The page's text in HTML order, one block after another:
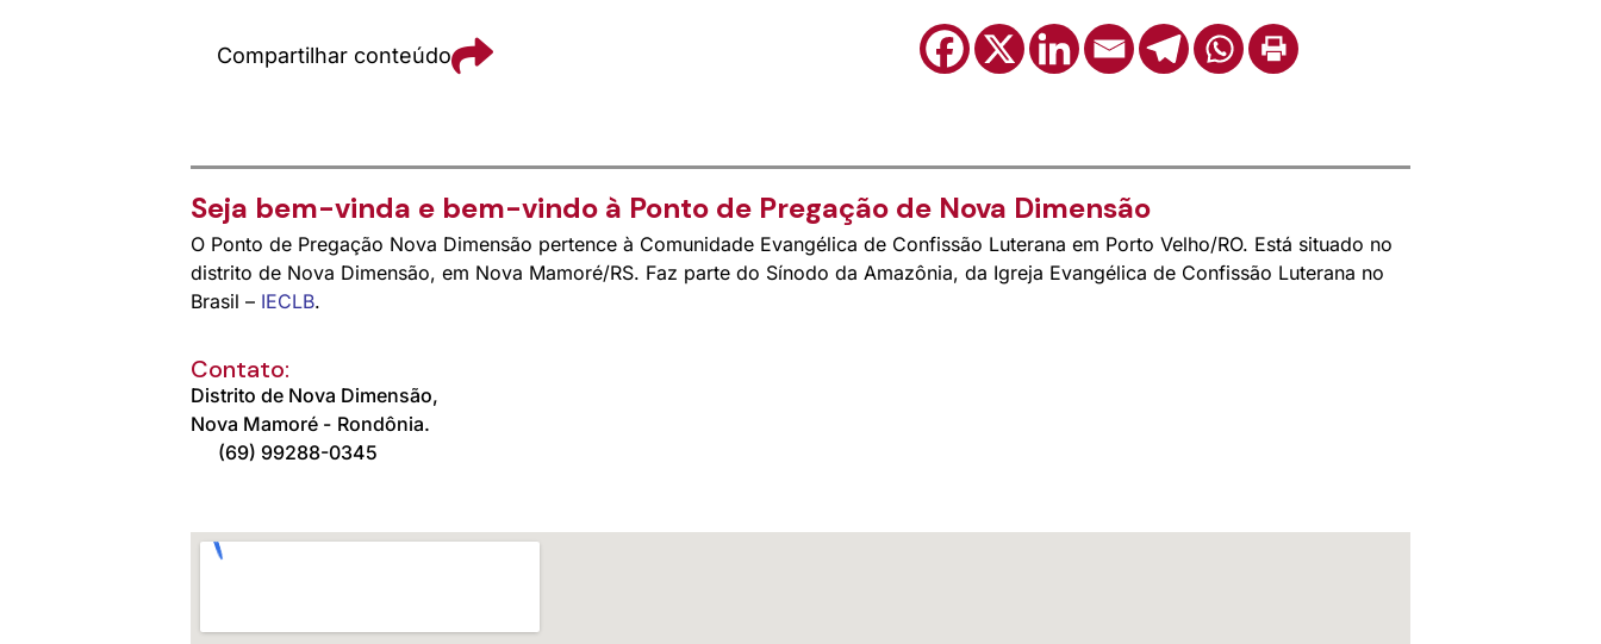
Compartilhar conteúdo
Seja bem-vinda e bem-vindo à Ponto de Pregação de Nova Dimensão
O Ponto de Pregação Nova Dimensão pertence à Comunidade Evangélica de Confissão Luterana em Porto Velho/RO. Está situado no
distrito de Nova Dimensão, em Nova Mamoré/RS. Faz parte do Sínodo da Amazônia, da Igreja Evangélica de Confissão Luterana no
Brasil – IECLB.
Contato:
Distrito de Nova Dimensão,
Nova Mamoré - Rondônia.
(69) 99288-0345